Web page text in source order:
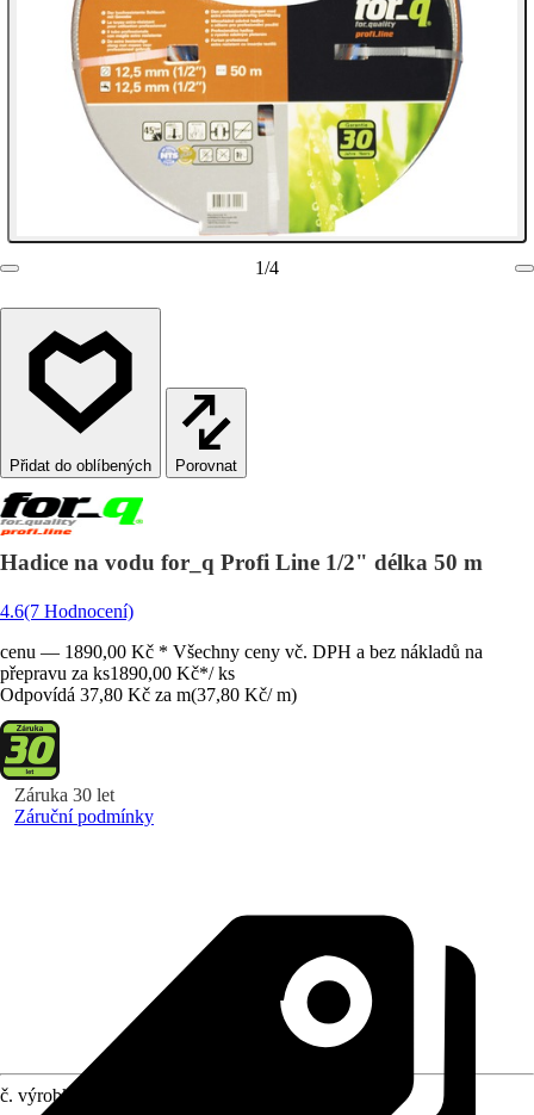
1/4
Porovnat
Hadice na vodu for_q Profi Line 1/2" délka 50 m
4.6(7 Hodnocení)
cenu — 1890,00 Kč * Všechny ceny vč. DPH a bez nákladů na
přepravu za ks1890,00 Kč*/ ks
Odpovídá 37,80 Kč za m(37,80 Kč/ m)
Záruka 30 let
Záruční podmínky
č. výrobku